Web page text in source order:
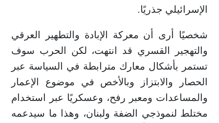
الإسرائيلي جذريًا.
شخصيًا أرى أن معركة الإبادة والتطهير العرقي
والتهجير القسري قد انتهت، لكن الحرب سوف
تستمر بأشكال معارك مترابطة في السياسة عبر
الحصار والابتزاز وبالأخص في موضوع الإعمار
والمساعدات ومعبر رفح، وعسكريًا عبر استخدام
مختلط لنموذجي الضفة ولبنان، وهذا ما سيدعمه